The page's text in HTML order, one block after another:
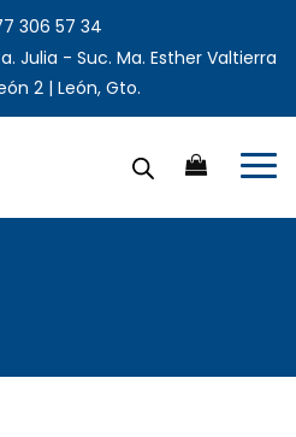
306 57 34
Julia - Suc. Ma. Esther Valtierra
2 | León, Gto.